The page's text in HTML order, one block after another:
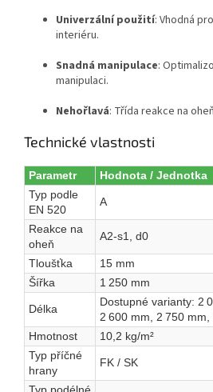
Univerzální použití: Vhodná
interiéru.
Snadná manipulace:
manipulaci.
Nehořlavá: Třída reakce na
Technické vlastnosti
Parametr
Hodnota / Jednotka
Typ podle
EN 520
A
Reakce na
oheň
A2-s1, d0
Tloušťka
15 mm
Šířka
1 250 mm
Délka
Dostupné varianty: 2
2 600 mm, 2 750 mm,
Hmotnost
10,2 kg/m²
Typ příčné
hrany
FK / SK
Typ podélné